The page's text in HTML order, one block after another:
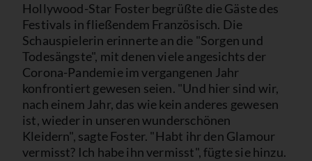
Hollywood-Star Foster begrüßte die Gäste des
Festivals in fließendem Französisch. Die
Schauspielerin erinnerte an die "Sorgen und
Todesängste", mit denen viele angesichts der
Corona-Pandemie im vergangenen Jahr
konfrontiert gewesen seien. "Und hier sind wir,
nach einem Jahr, das wie kein anderes gewesen
ist, wieder in unseren wunderschönen
Kleidern", sagte Foster. "Habt ihr den Glamour
vermisst? Ich habe ihn vermisst", fügte sie hinzu.